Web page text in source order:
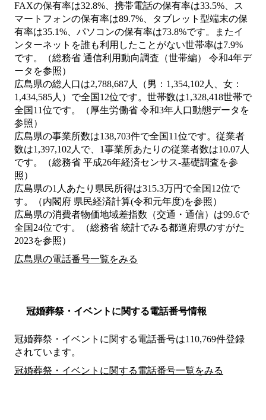
FAXの保有率は32.8%、携帯電話の保有率は33.5%、ス
マートフォンの保有率は89.7%、タブレット型端末の保
有率は35.1%、パソコンの保有率は73.8%です。またイ
ンターネットを誰も利用したことがない世帯率は7.9%
です。（総務省 通信利用動向調査（世帯編） 令和4年デ
ータを参照）
広島県の総人口は2,788,687人（男：1,354,102人、女：
1,434,585人）で全国12位です。世帯数は1,328,418世帯で
全国11位です。（厚生労働省 令和3年人口動態データを
参照）
広島県の事業所数は138,703件で全国11位です。従業者
数は1,397,102人で、1事業所あたりの従業者数は10.07人
です。（総務省 平成26年経済センサス‐基礎調査を参
照）
広島県の1人あたり県民所得は315.3万円で全国12位で
す。（内閣府 県民経済計算(令和元年度)を参照）
広島県の消費者物価地域差指数（交通・通信）は99.6で
全国24位です。（総務省 統計でみる都道府県のすがた
2023を参照）
広島県の電話番号一覧をみる
冠婚葬祭・イベントに関する電話番号情報
冠婚葬祭・イベントに関する電話番号は110,769件登録
されています。
冠婚葬祭・イベントに関する電話番号一覧をみる